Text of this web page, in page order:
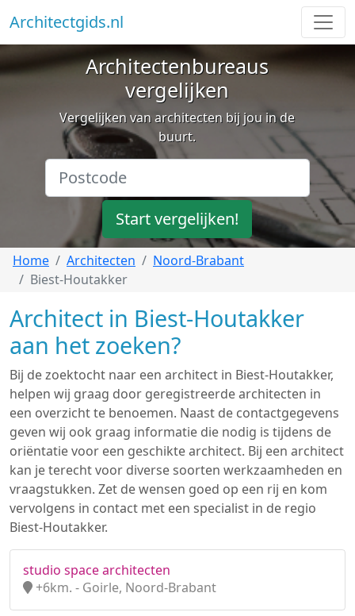
Architectgids.nl
Architectenbureaus
vergelijken
Vergelijken van architecten bij jou in de
buurt.
Start vergelijken!
Home Architecten
Noord-Brabant
Biest-Houtakker
Architect in Biest-Houtakker
aan het zoeken?
Bij de zoektocht naar een architect in Biest-Houtakker,
helpen wij graag door geregistreerde architecten in
een overzicht te benoemen. Naast de contactgegevens
geven wij ook graag informatie die nodig is tijdens de
oriëntatie voor een geschikte architect. Bij een architect
kan je terecht voor diverse soorten werkzaamheden en
vraagstukken. Zet de wensen goed op een rij en kom
vervolgens in contact met een specialist in de regio
Biest-Houtakker.
studio space architecten
+6km. - Goirle, Noord-Brabant